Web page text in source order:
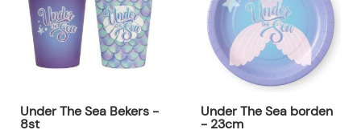
Under The Sea Bekers -
8st
Under The Sea borden
- 23cm